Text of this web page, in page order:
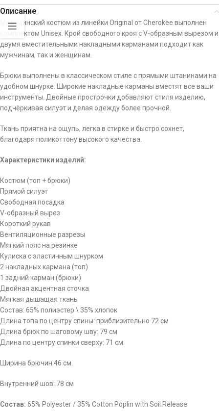
Описание
Медицинский костюм из линейки Original от Cherokee выполнен
комплектом Unisex. Крой свободного кроя с V-образным вырезом и
двумя вместительными накладными карманами подходит как
мужчинам, так и женщинам.
Брюки выполнены в классическом стиле с прямыми штанинами на
удобном шнурке. Широкие накладные карманы вместят все ваши
инструменты. Двойные прострочки добавляют стиля изделию,
подчёркивая силуэт и делая одежду более прочной.
Ткань приятна на ощупь, легка в стирке и быстро сохнет,
благодаря поликоттону высокого качества.
Характеристики изделий:
Костюм (топ + брюки)
Прямой силуэт
Свободная посадка
V-образный вырез
Короткий рукав
Вентиляционные разрезы
Мягкий пояс на резинке
Кулиска с эластичным шнурком
2 накладных кармана (топ)
1 задний карман (брюки)
Двойная акцентная сточка
Мягкая дышащая ткань
Состав: 65% полиэстер \ 35% хлопок
Длина топа по центру спины: приблизительно 72 см
Длина брюк по шаговому шву: 79 см
Длина по центру спинки сверху: 71 см.
Ширина брючин 46 см.
Внутренний шов: 78 см
Состав: 65% Polyester / 35% Cotton Poplin with Soil Release